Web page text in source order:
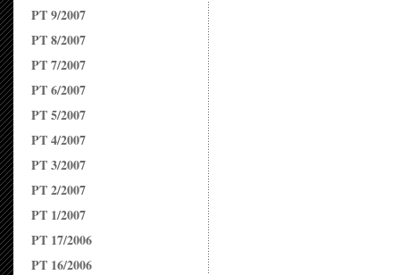
PT 9/2007
PT 8/2007
PT 7/2007
PT 6/2007
PT 5/2007
PT 4/2007
PT 3/2007
PT 2/2007
PT 1/2007
PT 17/2006
PT 16/2006